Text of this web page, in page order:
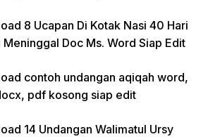
8 Ucapan Di Kotak Nasi 40 Hari
Meninggal Doc Ms. Word Siap Edit
contoh undangan aqiqah word,
pdf kosong siap edit
14 Undangan Walimatul Ursy